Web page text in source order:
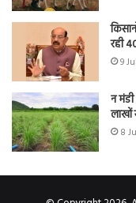
रही
9
न
8